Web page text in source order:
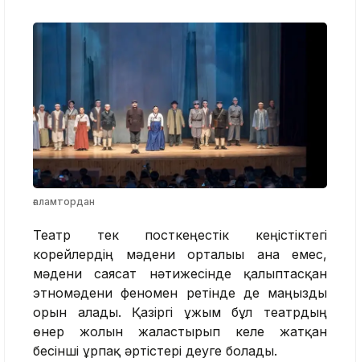
ғаламтордан
Театр тек посткеңестік кеңістіктегі
корейлердің мәдени орталығы ғана емес,
мәдени саясат нәтижесінде қалыптасқан
этномәдени феномен ретінде де маңызды
орын алады. Қазіргі ұжым бұл театрдың
өнер жолын жалғастырып келе жатқан
бесінші ұрпақ әртістері деуге болады.